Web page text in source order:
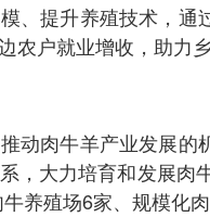
、提升养殖技术，
农户就业增收，助力
动肉牛羊产业发展
，大力培育和发展
养殖场6家、规模化